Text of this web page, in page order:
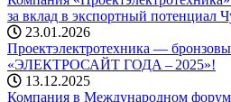
за вклад в экспортный потенциал
23.01.2026
Проектэлектротехника —
«ЭЛЕКТРОСАЙТ ГОДА – 2025»!
13.12.2025
Компания в Международном